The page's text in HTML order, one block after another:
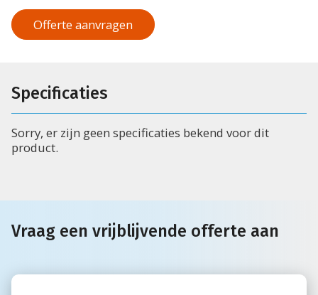
Offerte aanvragen
Specificaties
Sorry, er zijn geen specificaties bekend voor dit
product.
Vraag een vrijblijvende offerte aan